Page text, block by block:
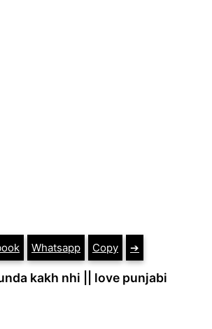
Whatsapp Copy ➔
kakh nhi || love punjabi